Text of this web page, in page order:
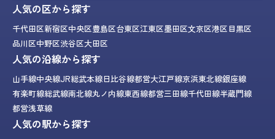
人気の区から探す
千代田区新宿区中央区豊島区台東区江東区墨田区文京区港区目黒区
品川区中野区渋谷区大田区
人気の沿線から探す
山手線中央線JR総武本線日比谷線都営大江戸線京浜東北線銀座線
有楽町線総武線南北線丸ノ内線東西線都営三田線千代田線半蔵門線
都営浅草線
人気の駅から探す